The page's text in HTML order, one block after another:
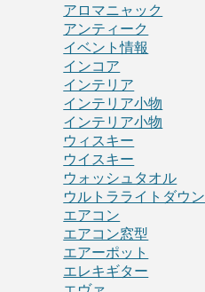
アロマニャック
アンティーク
イベント情報
インコア
インテリア
インテリア小物
インテリア小物
ウィスキー
ウイスキー
ウォッシュタオル
ウルトラライトダウン
エアコン
エアコン窓型
エアーポット
エレキギター